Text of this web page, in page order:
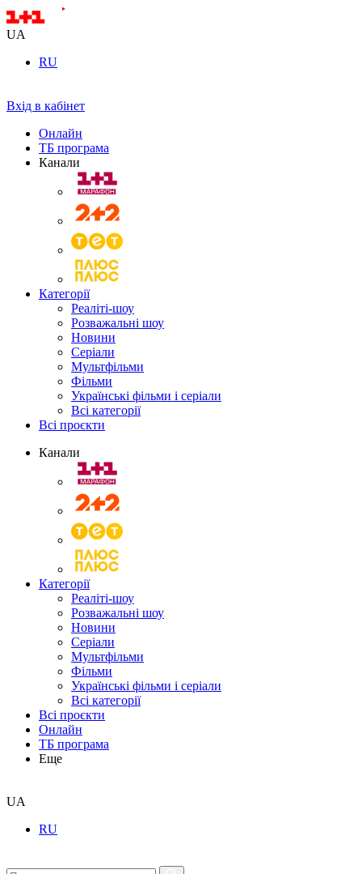
UA
RU
Вхід в кабінет
Онлайн
ТБ програма
Канали
Категорії
Реаліті-шоу
Розважальні шоу
Новини
Серіали
Мультфільми
Фільми
Українські фільми і серіали
Всі категорії
Всі проєкти
Канали
Категорії
Реаліті-шоу
Розважальні шоу
Новини
Серіали
Мультфільми
Фільми
Українські фільми і серіали
Всі категорії
Всі проєкти
Онлайн
ТБ програма
Еще
UA
RU